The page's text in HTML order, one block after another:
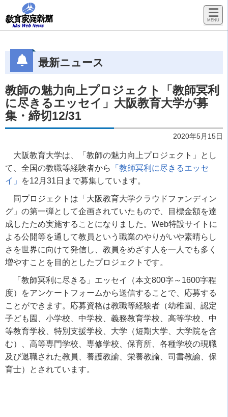
最新ニュース
教師の魅力向上プロジェクト「教師冥利
に尽きるエッセイ」大阪教育大学が募
集・締切12/31
2020年5月15日
大阪教育大学は、「教師の魅力向上プロジェクト」とし
て、全国の教職等経験者から
「教師冥利に尽きるエッセ
イ」
を12月31日まで募集しています。
同プロジェクトは 「大阪教育大学クラウドファンディン
グ」の第一弾として企画されていたもので、目標金額を達
成したため実施することになりました。 Web特設サイトに
よる公開等を通して教員という職業のやりがいや素晴らし
さを世界に向けて発信し、教員をめざす人を一人でも多く
増やすことを目的としたプロジェクトです。
「教師冥利に尽きる」エッセイ（本文800字～1600字程
度）をアンケートフォームから送信することで、応募する
ことができます。応募資格は教職等経験者 （幼稚園、認定
子ども園、小学校、中学校、義務教育学校、高等学校、中
等教育学校、特別支援学校、大学（短期大学、大学院を含
む）、高等専門学校、専修学校、保育所、各種学校の現職
及び退職された教員、養護教諭、栄養教諭、司書教諭、保
育士）とされています。